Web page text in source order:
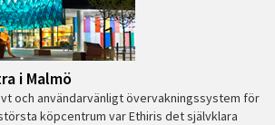
i Malmö
och användarvänligt övervakningssystem för
köpcentrum var Ethiris det självklara